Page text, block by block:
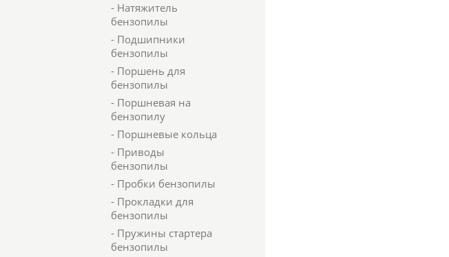
- Натяжитель
бензопилы
- Подшипники
бензопилы
- Поршень для
бензопилы
- Поршневая на
бензопилу
- Поршневые кольца
- Приводы
бензопилы
- Пробки бензопилы
- Прокладки для
бензопилы
- Пружины стартера
бензопилы